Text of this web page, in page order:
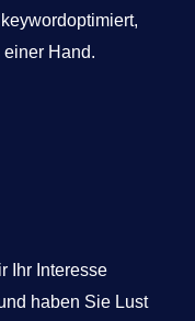
Hand.
Ihr Interesse
haben Sie Lust